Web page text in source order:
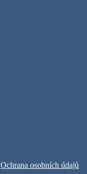
Ochrana osobních údajů